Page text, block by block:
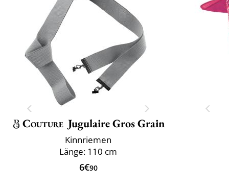
Couture Jugulaire Gros Grain
Kinnriemen
Länge: 110 cm
6€90